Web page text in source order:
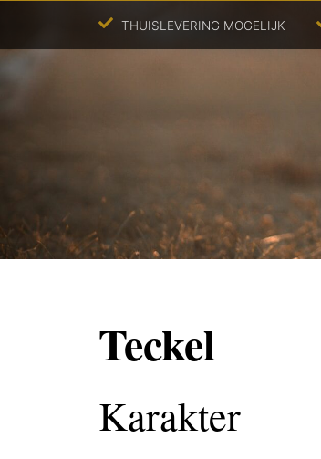
THUISLEVERING MOGELIJK
Teckel
Karakter